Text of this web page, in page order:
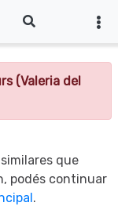
(Valeria del
que
podés continuar
.